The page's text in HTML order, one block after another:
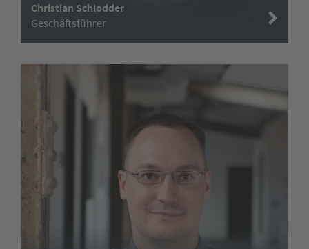
Christian Schlodder
Geschäftsführer